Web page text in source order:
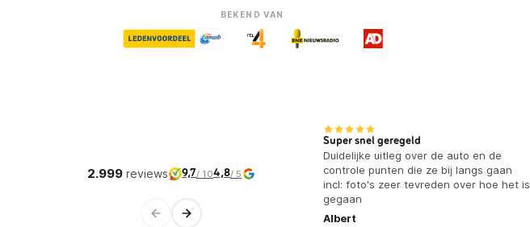
BEKEND VAN
2.999 reviews 9,7/ 104,8/ 5
Super snel geregeld
Duidelijke uitleg over de auto en de
controle punten die ze bij langs gaan
incl: foto's zeer tevreden over hoe het is
gegaan
Albert